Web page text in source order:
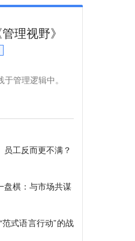
理视野》
管理逻辑中。
员工反而更不满？
盘棋：与市场共谋
式语言行动”的战